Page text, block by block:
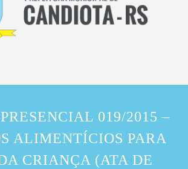
019/2015 –
ALIMENTÍCIOS PARA
CRIANÇA (ATA DE